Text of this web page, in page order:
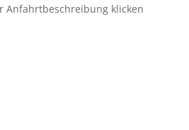
Anfahrtbeschreibung klicken